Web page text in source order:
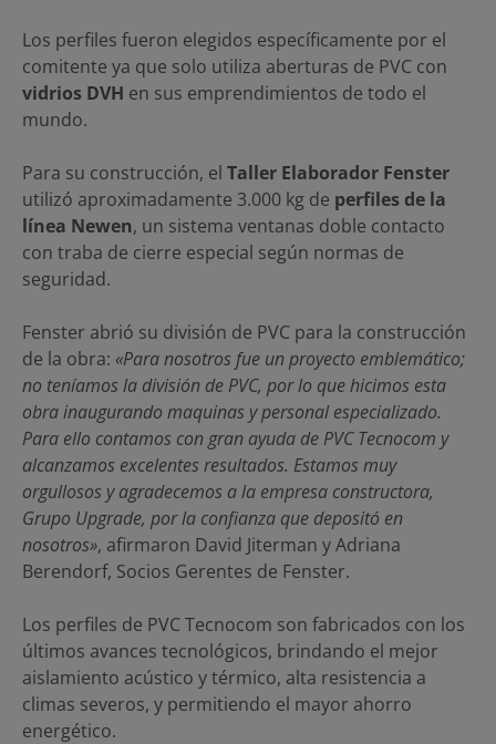
Los perfiles fueron elegidos específicamente por el
comitente ya que solo utiliza aberturas de PVC con
vidrios DVH en sus emprendimientos de todo el
mundo.
Para su construcción, el Taller Elaborador Fenster
utilizó aproximadamente 3.000 kg de perfiles de la
línea Newen, un sistema ventanas doble contacto
con traba de cierre especial según normas de
seguridad.
Fenster abrió su división de PVC para la construcción
de la obra: «Para nosotros fue un proyecto emblemático;
no teníamos la división de PVC, por lo que hicimos esta
obra inaugurando maquinas y personal especializado.
Para ello contamos con gran ayuda de PVC Tecnocom y
alcanzamos excelentes resultados. Estamos muy
orgullosos y agradecemos a la empresa constructora,
Grupo Upgrade, por la confianza que depositó en
nosotros», afirmaron David Jiterman y Adriana
Berendorf, Socios Gerentes de Fenster.
Los perfiles de PVC Tecnocom son fabricados con los
últimos avances tecnológicos, brindando el mejor
aislamiento acústico y térmico, alta resistencia a
climas severos, y permitiendo el mayor ahorro
energético.